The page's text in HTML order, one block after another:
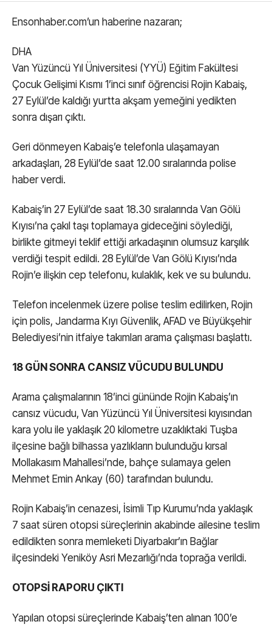
Ensonhaber.com’un haberine nazaran;
DHA
Van Yüzüncü Yıl Üniversitesi (YYÜ) Eğitim Fakültesi
Çocuk Gelişimi Kısmı 1’inci sınıf öğrencisi Rojin Kabaiş,
27 Eylül’de kaldığı yurtta akşam yemeğini yedikten
sonra dışarı çıktı.
Geri dönmeyen Kabaiş’e telefonla ulaşamayan
arkadaşları, 28 Eylül’de saat 12.00 sıralarında polise
haber verdi.
Kabaiş’in 27 Eylül’de saat 18.30 sıralarında Van Gölü
Kıyısı’na çakıl taşı toplamaya gideceğini söylediği,
birlikte gitmeyi teklif ettiği arkadaşının olumsuz karşılık
verdiği tespit edildi. 28 Eylül’de Van Gölü Kıyısı’nda
Rojin’e ilişkin cep telefonu, kulaklık, kek ve su bulundu.
Telefon incelenmek üzere polise teslim edilirken, Rojin
için polis, Jandarma Kıyı Güvenlik, AFAD ve Büyükşehir
Belediyesi’nin itfaiye takımları arama çalışması başlattı.
18 GÜN SONRA CANSIZ VÜCUDU BULUNDU
Arama çalışmalarının 18’inci gününde Rojin Kabaiş’ın
cansız vücudu, Van Yüzüncü Yıl Üniversitesi kıyısından
kara yolu ile yaklaşık 20 kilometre uzaklıktaki Tuşba
ilçesine bağlı bilhassa yazlıkların bulunduğu kırsal
Mollakasım Mahallesi’nde, bahçe sulamaya gelen
Mehmet Emin Ankay (60) tarafından bulundu.
Rojin Kabaiş’in cenazesi, İsimli Tıp Kurumu’nda yaklaşık
7 saat süren otopsi süreçlerinin akabinde ailesine teslim
edildikten sonra memleketi Diyarbakır’ın Bağlar
ilçesindeki Yeniköy Asri Mezarlığı’nda toprağa verildi.
OTOPSİ RAPORU ÇIKTI
Yapılan otopsi süreçlerinde Kabaiş’ten alınan 100’e